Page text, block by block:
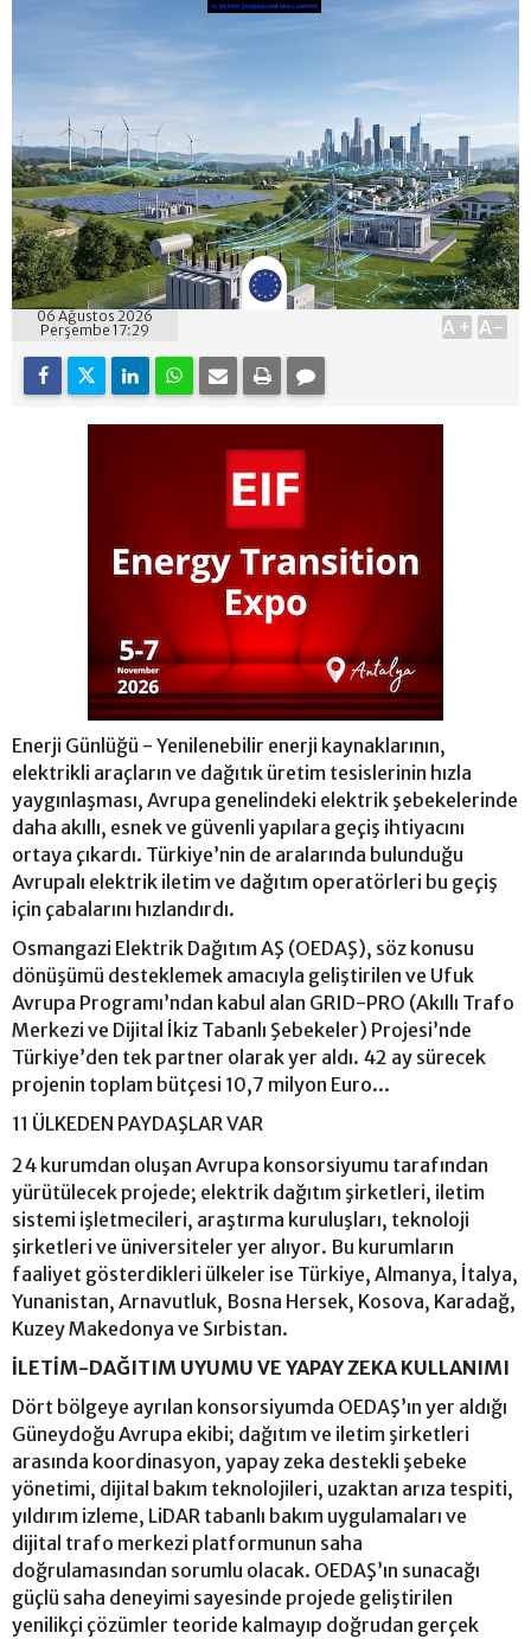
06 Ağustos 2026
Perşembe 17:29
A+ A-
Enerji Günlüğü - Yenilenebilir enerji kaynaklarının,
elektrikli araçların ve dağıtık üretim tesislerinin hızla
yaygınlaşması, Avrupa genelindeki elektrik şebekelerinde
daha akıllı, esnek ve güvenli yapılara geçiş ihtiyacını
ortaya çıkardı. Türkiye’nin de aralarında bulunduğu
Avrupalı elektrik iletim ve dağıtım operatörleri bu geçiş
için çabalarını hızlandırdı.
Osmangazi Elektrik Dağıtım AŞ (OEDAŞ), söz konusu
dönüşümü desteklemek amacıyla geliştirilen ve Ufuk
Avrupa Programı’ndan kabul alan GRID-PRO (Akıllı Trafo
Merkezi ve Dijital İkiz Tabanlı Şebekeler) Projesi’nde
Türkiye’den tek partner olarak yer aldı. 42 ay sürecek
projenin toplam bütçesi 10,7 milyon Euro...
11 ÜLKEDEN PAYDAŞLAR VAR
24 kurumdan oluşan Avrupa konsorsiyumu tarafından
yürütülecek projede; elektrik dağıtım şirketleri, iletim
sistemi işletmecileri, araştırma kuruluşları, teknoloji
şirketleri ve üniversiteler yer alıyor. Bu kurumların
faaliyet gösterdikleri ülkeler ise Türkiye, Almanya, İtalya,
Yunanistan, Arnavutluk, Bosna Hersek, Kosova, Karadağ,
Kuzey Makedonya ve Sırbistan.
İLETİM-DAĞITIM UYUMU VE YAPAY ZEKA KULLANIMI
Dört bölgeye ayrılan konsorsiyumda OEDAŞ’ın yer aldığı
Güneydoğu Avrupa ekibi; dağıtım ve iletim şirketleri
arasında koordinasyon, yapay zeka destekli şebeke
yönetimi, dijital bakım teknolojileri, uzaktan arıza tespiti,
yıldırım izleme, LiDAR tabanlı bakım uygulamaları ve
dijital trafo merkezi platformunun saha
doğrulamasından sorumlu olacak. OEDAŞ’ın sunacağı
güçlü saha deneyimi sayesinde projede geliştirilen
yenilikçi çözümler teoride kalmayıp doğrudan gerçek